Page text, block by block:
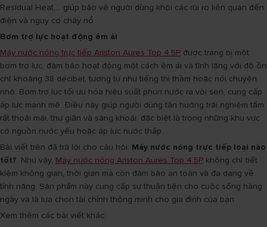
Residual Heat,... giúp bảo vệ người dùng khỏi các rủi ro liên quan đến
điện và nguy cơ cháy nổ.
Bơm trợ lực hoạt động êm ái
Máy nước nóng trực tiếp Ariston Aures Top 4.5P được trang bị một
bơm trợ lực, đảm bảo hoạt động một cách êm ái và tĩnh lặng với độ ồn
chỉ khoảng 38 decibel, tương tự như tiếng thì thầm hoặc nói chuyện
nhỏ. Bơm trợ lực tối ưu hóa hiệu suất phun nước ra vòi sen, cung cấp
áp lực mạnh mẽ. Điều này giúp người dùng tận hưởng trải nghiệm tắm
rất thoải mái, thư giãn và sảng khoái, đặc biệt là trong những khu vực
có nguồn nước yếu hoặc áp lực nước thấp.
Bài viết trên đã trả lời cho câu hỏi: Máy nước nóng trực tiếp loại nào
tốt?. Như vậy, Máy nước nóng Ariston Aures Top 4.5P không chỉ tiết
kiệm không gian, thời gian mà còn đảm bảo an toàn và đa dạng về
tính năng. Sản phẩm này cung cấp sự thuận tiện cho cuộc sống hàng
ngày và là lựa chọn tài chính thông minh cho gia đình của bạn
Xem thêm các bài viết khác: